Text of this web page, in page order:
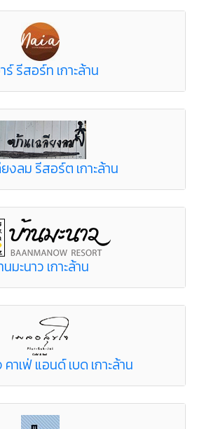
ร์ รีสอร์ท เกาะล้าน
งลม รีสอร์ต เกาะล้าน
นมะนาว เกาะล้าน
าเฟ่ แอนด์ เบด เกาะล้าน